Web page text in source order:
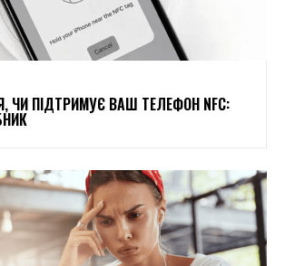
ЧИ ПІДТРИМУЄ ВАШ ТЕЛЕФОН NFC: